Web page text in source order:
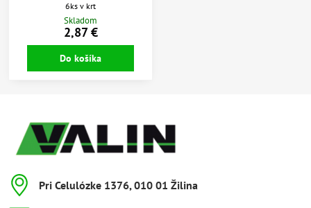
6ks v krt
Skladom
2,87 €
Do košíka
Pri Celulózke 1376, 010 01 Žilina